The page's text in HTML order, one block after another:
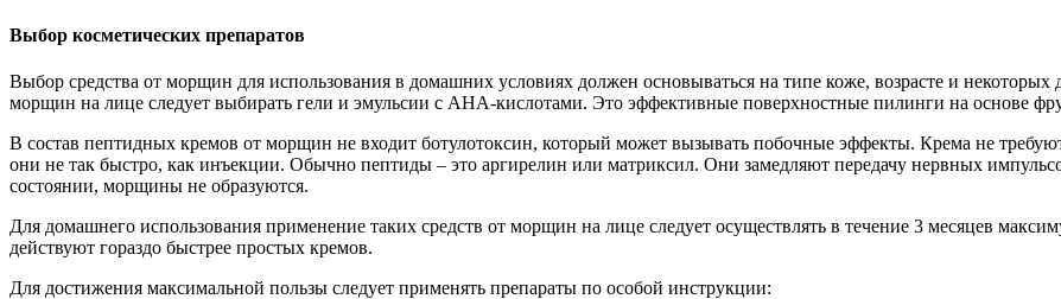
Выбор косметических препаратов
Выбор средства от морщин для использования в домашних условиях должен основываться на типе коже, возрасте и некоторых
морщин на лице следует выбирать гели и эмульсии с AHA-кислотами. Это эффективные поверхностные пилинги на основе
В состав пептидных кремов от морщин не входит ботулотоксин, который может вызывать побочные эффекты. Крема не
они не так быстро, как инъекции. Обычно пептиды – это аргирелин или матриксил. Они замедляют передачу нервных
состоянии, морщины не образуются.
Для домашнего использования применение таких средств от морщин на лице следует осуществлять в течение 3 месяцев
действуют гораздо быстрее простых кремов.
Для достижения максимальной пользы следует применять препараты по особой инструкции: